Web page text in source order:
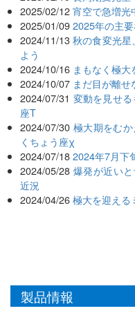
2025/02/12 宵空で急増光
2025/01/09 2025年の主
2024/11/13 秋の食変光星
よう
2024/10/16 まもなく極
2024/10/07 まだ目が離
2024/07/31 変動を見せ
座T
2024/07/30 極大期をむ
くちょう座χ
2024/07/18 2024年7月下
2024/05/28 爆発が近い
近況
2024/04/26 極大を迎える
製品情報